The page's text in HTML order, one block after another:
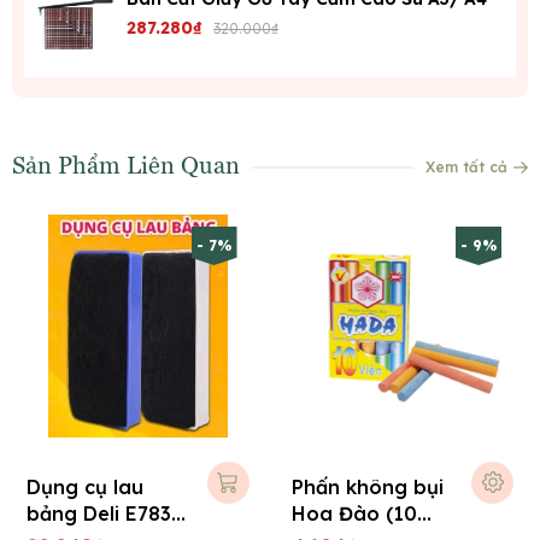
287.280₫ 320.000₫
Sản Phẩm Liên Quan Xem tất cả
- 7%
Dụng cụ lau
bảng Deli E7837
- 9%
Phấn không bụi
Hoa Đào (10